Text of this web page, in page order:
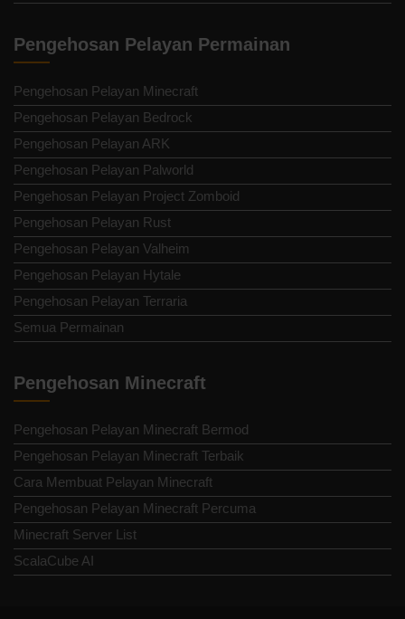
Pengehosan Pelayan Permainan
Pengehosan Pelayan Minecraft
Pengehosan Pelayan Bedrock
Pengehosan Pelayan ARK
Pengehosan Pelayan Palworld
Pengehosan Pelayan Project Zomboid
Pengehosan Pelayan Rust
Pengehosan Pelayan Valheim
Pengehosan Pelayan Hytale
Pengehosan Pelayan Terraria
Semua Permainan
Pengehosan Minecraft
Pengehosan Pelayan Minecraft Bermod
Pengehosan Pelayan Minecraft Terbaik
Cara Membuat Pelayan Minecraft
Pengehosan Pelayan Minecraft Percuma
Minecraft Server List
ScalaCube AI